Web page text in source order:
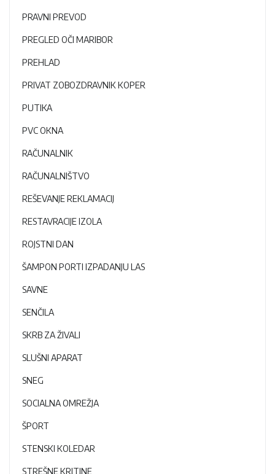
PRAVNI PREVOD
PREGLED OČI MARIBOR
PREHLAD
PRIVAT ZOBOZDRAVNIK KOPER
PUTIKA
PVC OKNA
RAČUNALNIK
RAČUNALNIŠTVO
REŠEVANJE REKLAMACIJ
RESTAVRACIJE IZOLA
ROJSTNI DAN
ŠAMPON PORTI IZPADANJU LAS
SAVNE
SENČILA
SKRB ZA ŽIVALI
SLUŠNI APARAT
SNEG
SOCIALNA OMREŽJA
ŠPORT
STENSKI KOLEDAR
STREŠNE KRITINE